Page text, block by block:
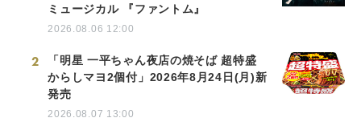
ミュージカル 『ファントム』
2026.08.06 12:00
2
「明星 一平ちゃん夜店の焼そば 超特盛
からしマヨ2個付」2026年8月24日(月)新
発売
2026.08.07 13:00